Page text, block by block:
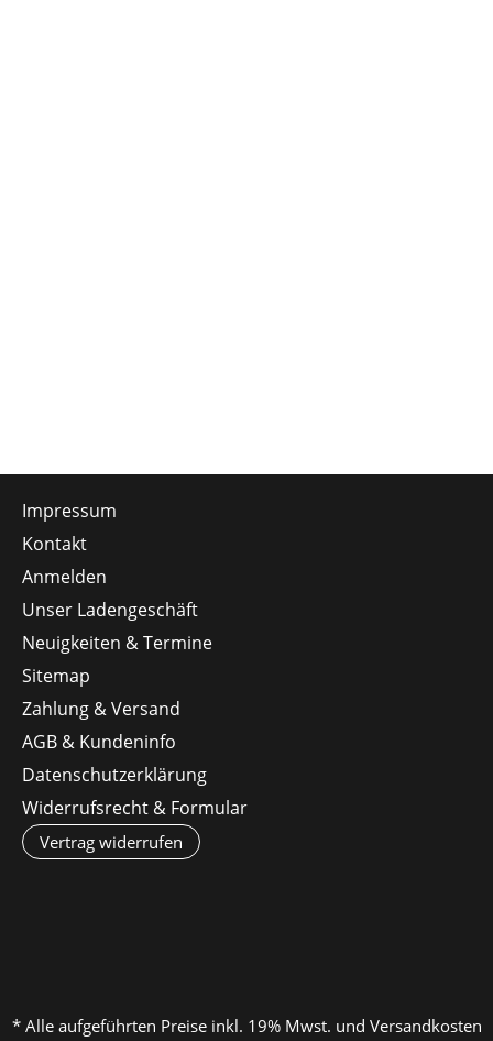
Impressum
Kontakt
Anmelden
Unser Ladengeschäft
Neuigkeiten & Termine
Sitemap
Zahlung & Versand
AGB & Kundeninfo
Datenschutzerklärung
Widerrufsrecht & Formular
Vertrag widerrufen
* Alle aufgeführten Preise inkl. 19% Mwst. und Versandkosten